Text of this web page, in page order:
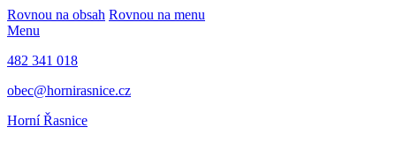
Rovnou na obsah Rovnou na menu
Menu
482 341 018
obec@hornirasnice.cz
Horní Řasnice